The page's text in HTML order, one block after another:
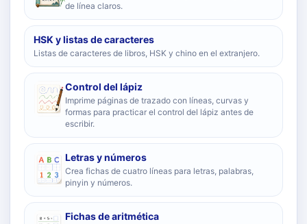
de línea claros.
HSK y listas de caracteres
Listas de caracteres de libros, HSK y chino en el extranjero.
Control del lápiz
Imprime páginas de trazado con líneas, curvas y
formas para practicar el control del lápiz antes de
escribir.
Letras y números
Crea fichas de cuatro líneas para letras, palabras,
pinyin y números.
Fichas de aritmética